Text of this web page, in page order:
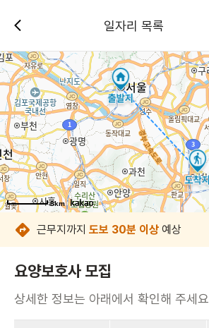
일자리 목록
8km
8km
8km
8km
8km
8km
8km
8km
근무지까지 도보 30분 이상 예상
요양보호사 모집
상세한 정보는 아래에서 확인해 주세요